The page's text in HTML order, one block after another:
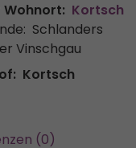
Kortsch
Schlanders
Vinschgau
Kortsch
(0)